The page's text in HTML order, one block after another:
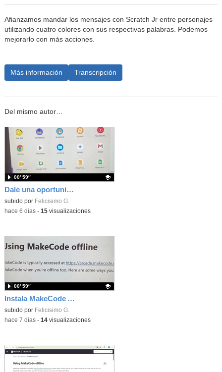
Afianzamos mandar los mensajes con Scratch Jr entre personajes
utilizando cuatro colores con sus respectivas palabras. Podemos
mejorarlo con más acciones.
Más información Transcripción
Del mismo autor…
Dale una oportunidad a los Chromebooks y utiliza un proyector para realizar talleres si no tienes pantallas táctiles
Contenido educativo.
subido por Felicisimo G.
00′ 59″
-hace 6 dias- 15visualizaciones
Instala MakeCode Arcade para trabajar offline en tu tablet, ordenador, Chromebook
Contenido educativo.
subido por Felicisimo G.
00′ 59″
-hace 7 dias- 14visualizaciones